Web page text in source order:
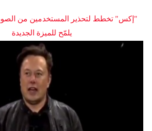
"إكس" تخطط لتحذير المستخدمين من
يلمّح للميزة الجديدة